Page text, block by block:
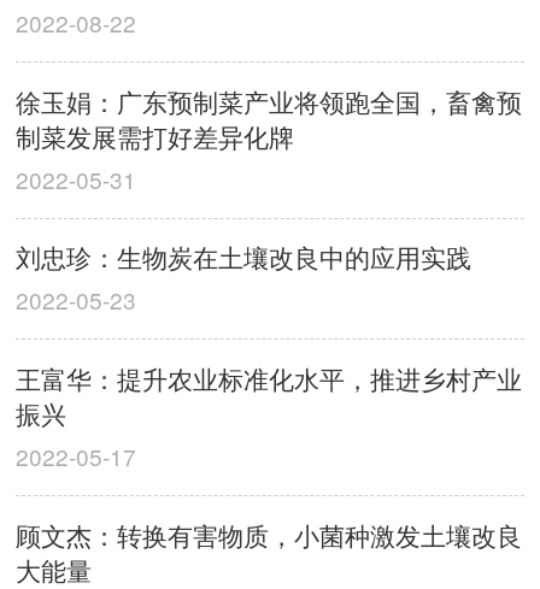
2022-08-22
徐玉娟：广东预制菜产业将领跑全国，畜禽预
制菜发展需打好差异化牌
2022-05-31
刘忠珍：生物炭在土壤改良中的应用实践
2022-05-23
王富华：提升农业标准化水平，推进乡村产业
振兴
2022-05-17
顾文杰：转换有害物质，小菌种激发土壤改良
大能量